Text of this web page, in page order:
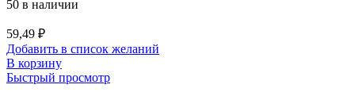
50 в наличии
59,49 ₽
Добавить в список желаний
В корзину
Быстрый просмотр